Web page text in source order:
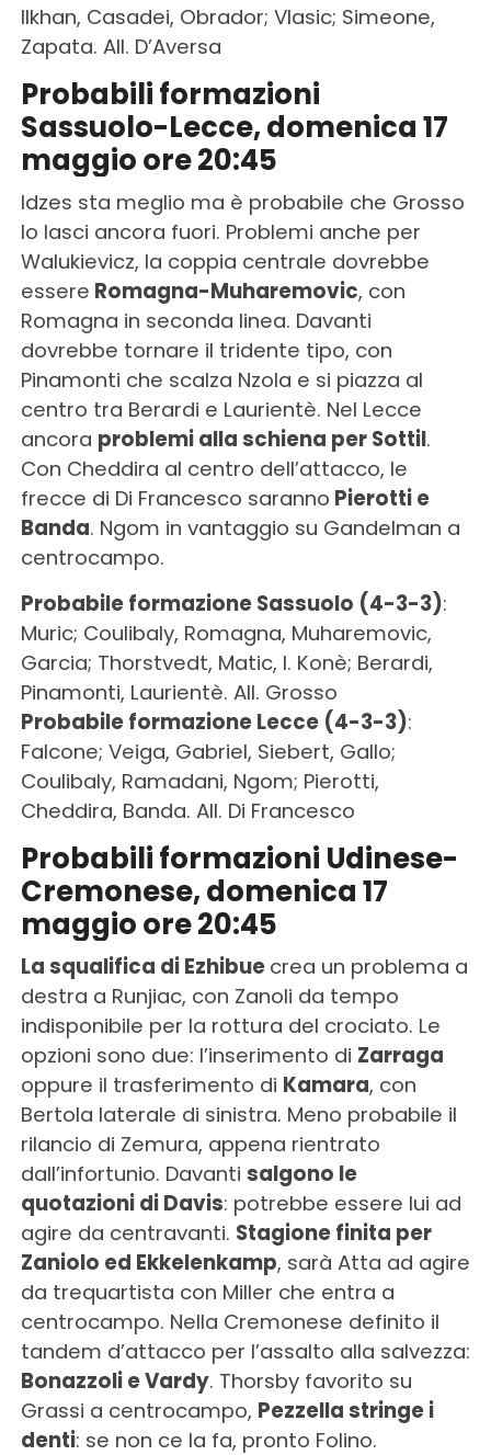
Ilkhan, Casadei, Obrador; Vlasic; Simeone,
Zapata. All. D’Aversa
Probabili formazioni
Sassuolo-Lecce, domenica 17
maggio ore 20:45
Idzes sta meglio ma è probabile che Grosso
lo lasci ancora fuori. Problemi anche per
Walukievicz, la coppia centrale dovrebbe
essere Romagna-Muharemovic, con
Romagna in seconda linea. Davanti
dovrebbe tornare il tridente tipo, con
Pinamonti che scalza Nzola e si piazza al
centro tra Berardi e Laurientè. Nel Lecce
ancora problemi alla schiena per Sottil.
Con Cheddira al centro dell’attacco, le
frecce di Di Francesco saranno Pierotti e
Banda. Ngom in vantaggio su Gandelman a
centrocampo.
Probabile formazione Sassuolo (4-3-3):
Muric; Coulibaly, Romagna, Muharemovic,
Garcia; Thorstvedt, Matic, I. Konè; Berardi,
Pinamonti, Laurientè. All. Grosso
Probabile formazione Lecce (4-3-3):
Falcone; Veiga, Gabriel, Siebert, Gallo;
Coulibaly, Ramadani, Ngom; Pierotti,
Cheddira, Banda. All. Di Francesco
Probabili formazioni Udinese-
Cremonese, domenica 17
maggio ore 20:45
La squalifica di Ezhibue crea un problema a
destra a Runjiac, con Zanoli da tempo
indisponibile per la rottura del crociato. Le
opzioni sono due: l’inserimento di Zarraga
oppure il trasferimento di Kamara, con
Bertola laterale di sinistra. Meno probabile il
rilancio di Zemura, appena rientrato
dall’infortunio. Davanti salgono le
quotazioni di Davis: potrebbe essere lui ad
agire da centravanti. Stagione finita per
Zaniolo ed Ekkelenkamp, sarà Atta ad agire
da trequartista con Miller che entra a
centrocampo. Nella Cremonese definito il
tandem d’attacco per l’assalto alla salvezza:
Bonazzoli e Vardy. Thorsby favorito su
Grassi a centrocampo, Pezzella stringe i
denti: se non ce la fa, pronto Folino.